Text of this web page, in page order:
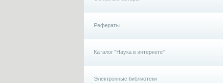
Рефераты
Каталог "Наука в интернете"
Электронные библиотеки